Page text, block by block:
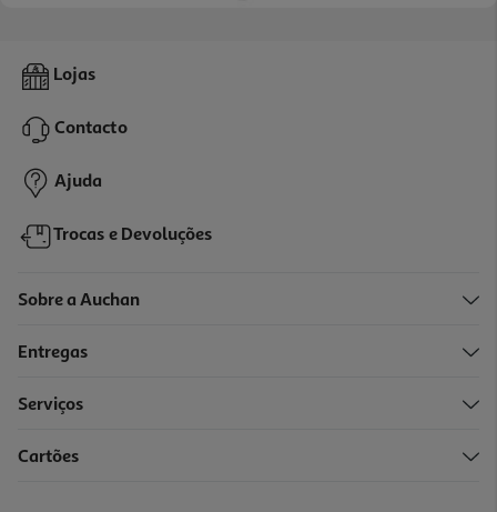
Suporte Papel Higiénico Actuel Branco Metal
2,99 €
Lojas
Contacto
Ajuda
Trocas e Devoluções
Sobre a Auchan
Entregas
Serviços
Cartões